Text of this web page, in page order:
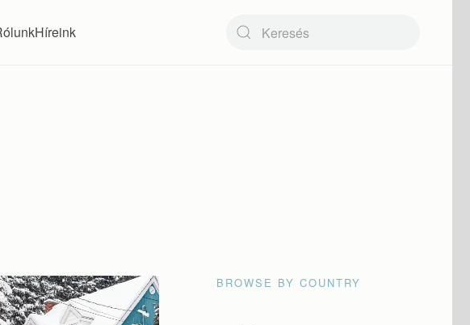
Híreink
BROWSE BY COUNTRY